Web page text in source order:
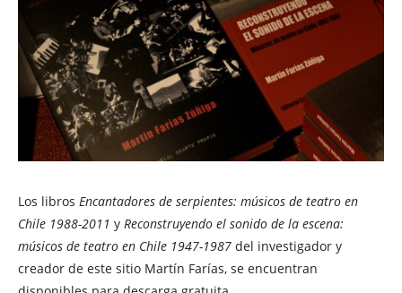
Los libros Encantadores de serpientes: músicos de teatro en
Chile 1988-2011 y Reconstruyendo el sonido de la escena:
músicos de teatro en Chile 1947-1987 del investigador y
creador de este sitio Martín Farías, se encuentran